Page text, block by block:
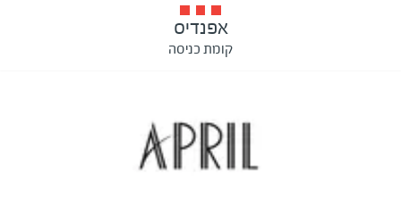
אפנדיס
קומת כניסה